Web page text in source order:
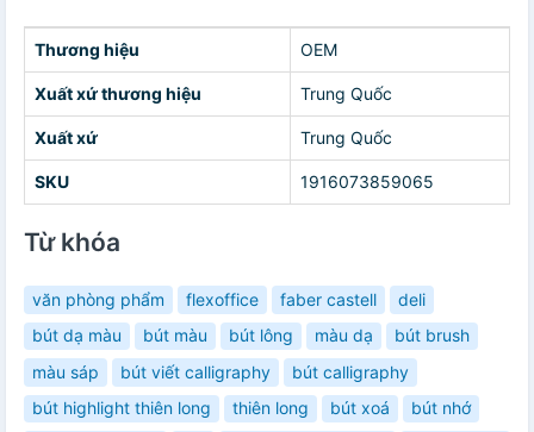
Thương hiệu OEM
Xuất xứ thương hiệu Trung Quốc
Xuất xứ Trung Quốc
SKU 1916073859065
Từ khóa
văn phòng phẩm flexoffice faber castell
deli
bút dạ màu
bút màu bút lông màu dạ
bút brush
màu sáp
bút viết calligraphy
bút calligraphy
bút highlight thiên long
thiên long bút xoá
bút nhớ